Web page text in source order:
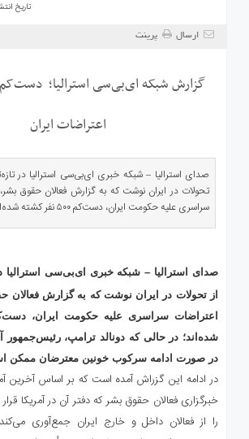
تاریخ انتشار :
ارسال پرینت
اعتراضات ایران
صدای استرالیا – شبکه خبری ای‌بی‌سی استرالیا در
تحولات در ایران نوشت که به گزارش فعالان حقوق
سراسری علیه حکومت ایران، دست‌کم ۵۰۰ نفر کشته شده‌اند.
صدای استرالیا – شبکه خبری ای‌بی‌سی استرالیا
از تحولات در ایران نوشت که به گزارش فعالان
شده‌اند؛ در حالی که دونالد ترامپ، رئیس‌جمهور
در صورت ادامه سرکوب خونین معترضان ممکن
در ادامه این گزراش آمده است که بر اساس آخرین
خبرگزاری فعالان حقوق بشر که دفتر آن در آمریکا